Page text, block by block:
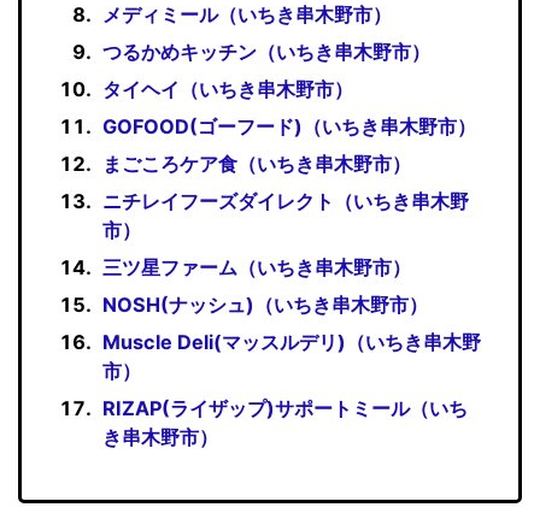
メディミール（いちき串木野市）
つるかめキッチン（いちき串木野市）
タイヘイ（いちき串木野市）
GOFOOD(ゴーフード)（いちき串木野市）
まごころケア食（いちき串木野市）
ニチレイフーズダイレクト（いちき串木野
市）
三ツ星ファーム（いちき串木野市）
NOSH(ナッシュ)（いちき串木野市）
Muscle Deli(マッスルデリ)（いちき串木野
市）
RIZAP(ライザップ)サポートミール（いち
き串木野市）